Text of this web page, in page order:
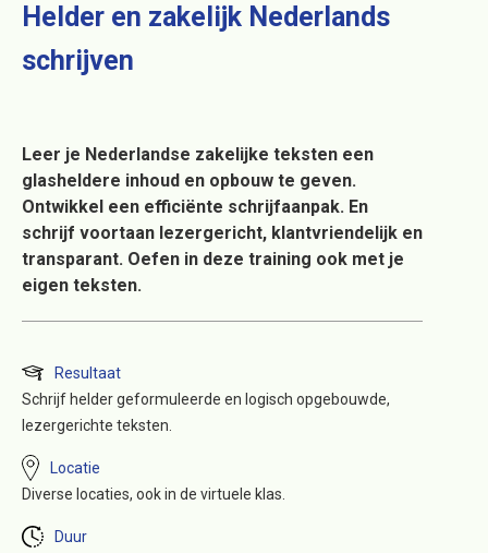
Helder en zakelijk Nederlands
schrijven
Leer je Nederlandse zakelijke teksten een
glasheldere inhoud en opbouw te geven.
Ontwikkel een efficiënte schrijfaanpak. En
schrijf voortaan lezergericht, klantvriendelijk en
transparant. Oefen in deze training ook met je
eigen teksten.
Resultaat
Schrijf helder geformuleerde en logisch opgebouwde,
lezergerichte teksten.
Locatie
Diverse locaties, ook in de virtuele klas.
Duur